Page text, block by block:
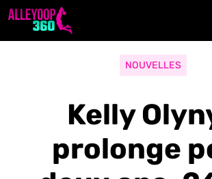
Aller
NOUVELLES
Kelly
prolonge